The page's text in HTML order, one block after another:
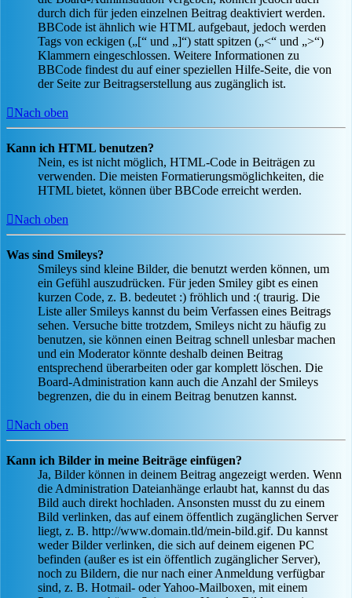
durch dich für jeden einzelnen Beitrag deaktiviert werden.
BBCode ist ähnlich wie HTML aufgebaut, jedoch werden
Tags von eckigen („[“ und „]“) statt spitzen („<“ und „>“)
Klammern eingeschlossen. Weitere Informationen zu
BBCode findest du auf einer speziellen Hilfe-Seite, die von
der Seite zur Beitragserstellung aus zugänglich ist.
Nach oben
Kann ich HTML benutzen?
Nein, es ist nicht möglich, HTML-Code in Beiträgen zu
verwenden. Die meisten Formatierungsmöglichkeiten, die
HTML bietet, können über BBCode erreicht werden.
Nach oben
Was sind Smileys?
Smileys sind kleine Bilder, die benutzt werden können, um
ein Gefühl auszudrücken. Für jeden Smiley gibt es einen
kurzen Code, z. B. bedeutet :) fröhlich und :( traurig. Die
Liste aller Smileys kannst du beim Verfassen eines Beitrags
sehen. Versuche bitte trotzdem, Smileys nicht zu häufig zu
benutzen, sie können einen Beitrag schnell unlesbar machen
und ein Moderator könnte deshalb deinen Beitrag
entsprechend überarbeiten oder gar komplett löschen. Die
Board-Administration kann auch die Anzahl der Smileys
begrenzen, die du in einem Beitrag benutzen kannst.
Nach oben
Kann ich Bilder in meine Beiträge einfügen?
Ja, Bilder können in deinem Beitrag angezeigt werden. Wenn
die Administration Dateianhänge erlaubt hat, kannst du das
Bild auch direkt hochladen. Ansonsten musst du zu einem
Bild verlinken, das auf einem öffentlich zugänglichen Server
liegt, z. B. http://www.domain.tld/mein-bild.gif. Du kannst
weder Bilder verlinken, die sich auf deinem eigenen PC
befinden (außer es ist ein öffentlich zugänglicher Server),
noch zu Bildern, die nur nach einer Anmeldung verfügbar
sind, z. B. Hotmail- oder Yahoo-Mailboxen, mit einem